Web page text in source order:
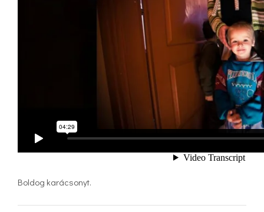
Boldog karácsonyt.